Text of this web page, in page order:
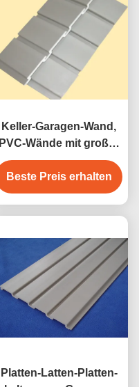
Keller-Garagen-Wand,
PVC-Wände mit großer
Belastbarkeit
Beste Preis erhalten
Platten-Latten-Platten-